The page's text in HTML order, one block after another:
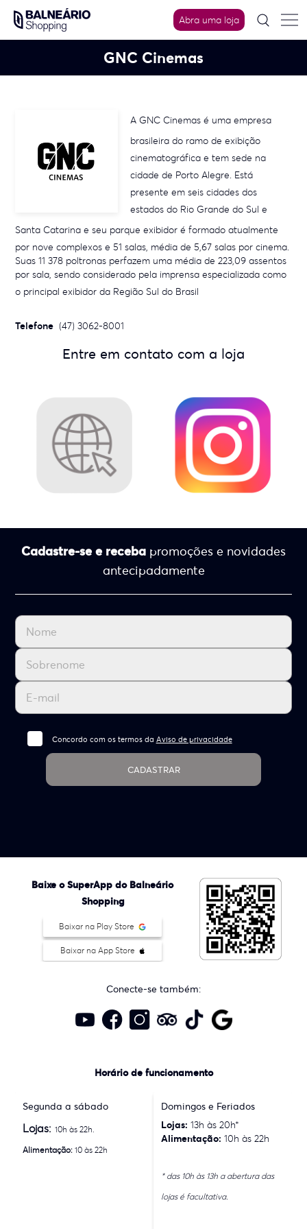
content
Abra uma loja
GNC Cinemas
A GNC Cinemas é umaempresa
brasileira do ramo de exibição
cinematográfica e tem sede na
cidade de Porto Alegre. Está
presente em seis cidades dos
estados do Rio Grande do Sul e
Santa Catarina e seu parque exibidor é formado atualmente
por nove complexos e 51 salas, média de 5,67 salas por cinema.
Suas 11 378 poltronas perfazem uma média de 223,09 assentos
por sala, sendo considerado pela imprensa especializada como
o principal exibidor da Região Sul do Brasil
Telefone (47) 3062-8001
Entre em contato com a loja
Cadastre-se e receba promoções e novidades
antecipadamente
Concordo com os termos da Aviso de privacidade
CADASTRAR
Baixe o SuperApp do Balneário
Shopping
Baixar na Play Store
Baixar na App Store
Conecte-se também:
Horário de funcionamento
Segunda a sábado
Lojas:10h às 22h.
Alimentação: 10 às 22h
Domingos e Feriados
Lojas: 13h às 20h*
Alimentação: 10h às 22h
* das 10h às 13h a abertura das
lojas é facultativa.